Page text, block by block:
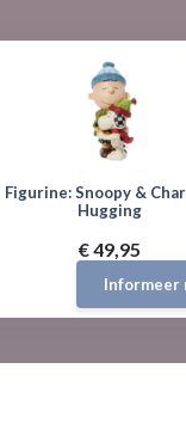
Figurine: Snoopy &
Hugging
€ 49,95
Informeer